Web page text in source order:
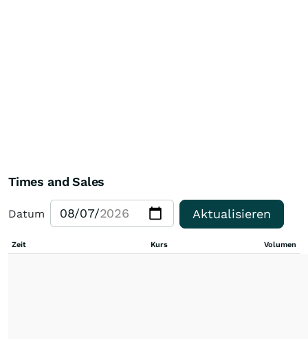
Times and Sales
Datum Aktualisieren
Zeit Kurs Volumen